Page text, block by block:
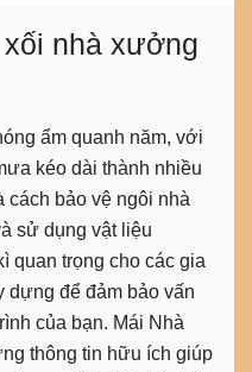
nhà xưởng
ẩm quanh năm, với
kéo dài thành nhiều
cách bảo vệ ngôi nhà
sử dụng vật liệu
quan trọng cho các gia
dựng để đảm bảo vấn
của bạn. Mái Nhà
thông tin hữu ích giúp